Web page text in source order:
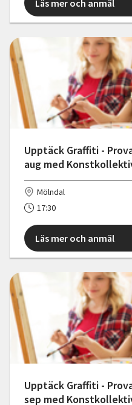
Läs mer och anmäl
Upptäck Graffiti -
aug med
Mölndal
17:30
Läs mer och anmäl
Upptäck Graffiti -
sep med